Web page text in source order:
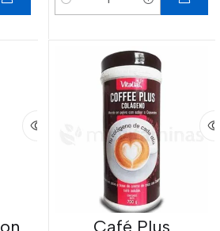
Cantidad
Café Plus